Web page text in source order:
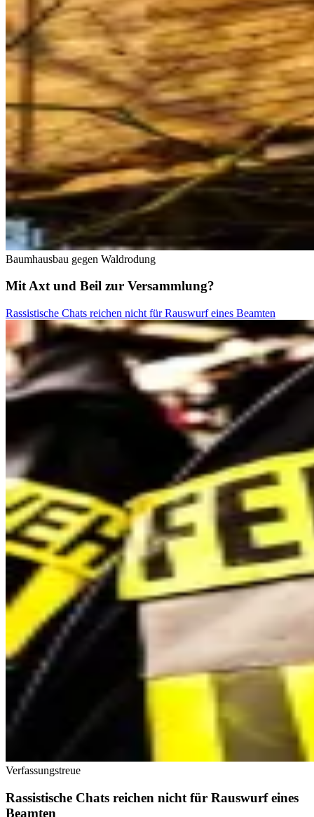
Baumhausbau gegen Waldrodung
Mit Axt und Beil zur Versammlung?
Rassistische Chats reichen nicht für Rauswurf eines Beamten
Verfassungstreue
Rassistische Chats reichen nicht für Rauswurf eines
Beamten